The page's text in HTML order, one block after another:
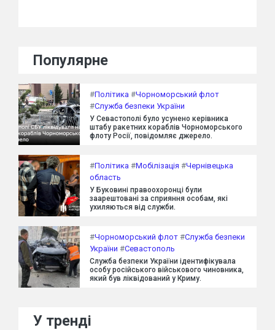
Популярне
#Політика #Чорноморський флот
#Служба безпеки України
У Севастополі було усунено керівника
штабу ракетних кораблів Чорноморського
флоту Росії, повідомляє джерело.
#Політика #Мобілізація #Чернівецька
область
У Буковині правоохоронці були
заарештовані за сприяння особам, які
ухиляються від служби.
#Чорноморський флот #Служба безпеки
України #Севастополь
Служба безпеки України ідентифікувала
особу російського військового чиновника,
який був ліквідований у Криму.
У тренді